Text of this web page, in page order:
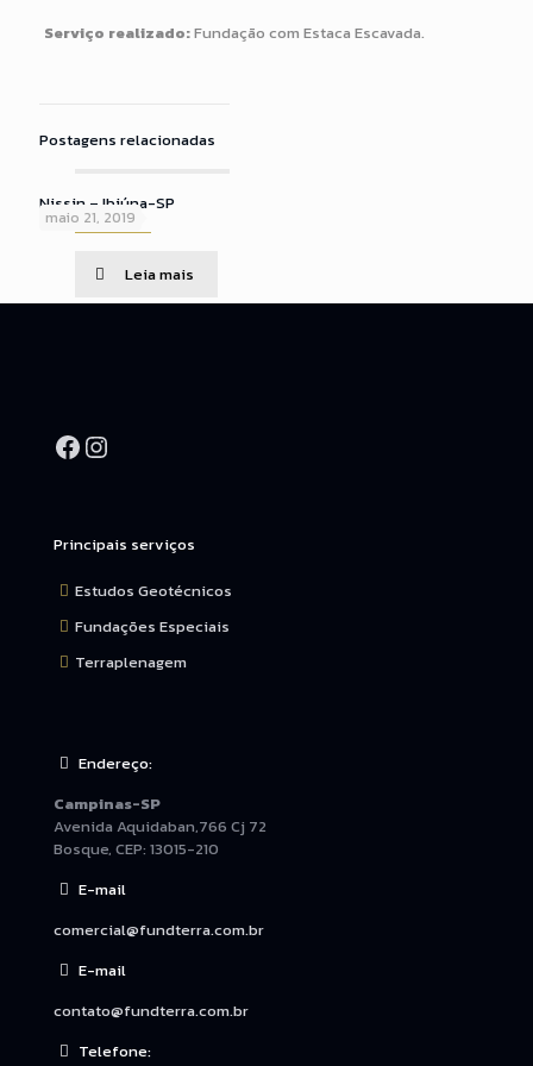
Serviço realizado:Fundação com Estaca Escavada.
Postagens relacionadas
maio 21, 2019
Nissin – Ibiúna-SP
Leia mais
Principais serviços
Estudos Geotécnicos
Fundações Especiais
Terraplenagem
Endereço:
Campinas-SP
Avenida Aquidaban,766 Cj 72
Bosque, CEP: 13015-210
E-mail
comercial@fundterra.com.br
E-mail
contato@fundterra.com.br
Telefone: